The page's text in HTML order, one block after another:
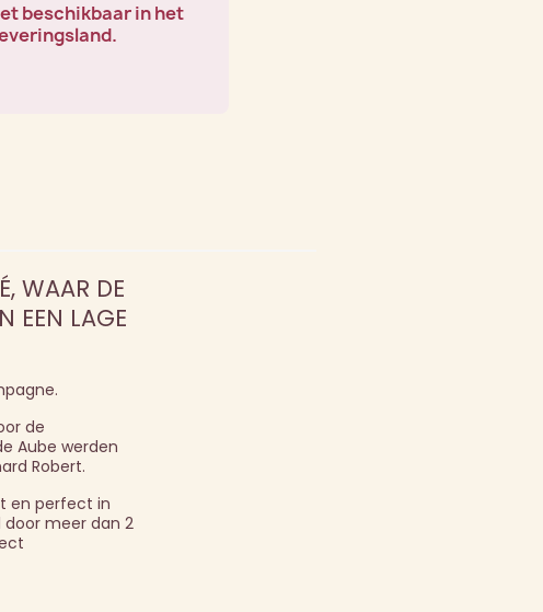
beschikbaar in het
WAAR DE
EEN LAGE
de
Aube werden
Robert.
en perfect in
meer dan 2